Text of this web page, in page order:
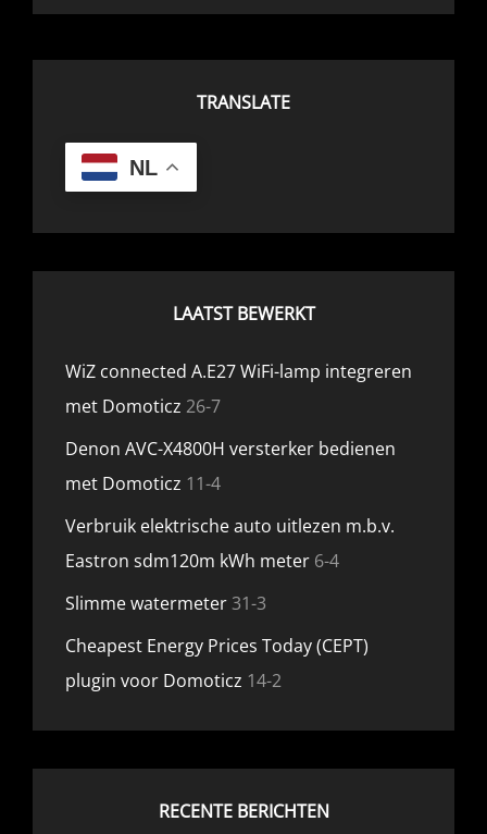
TRANSLATE
NL
LAATST BEWERKT
WiZ connected A.E27 WiFi-lamp integreren
met Domoticz 26-7
Denon AVC-X4800H versterker bedienen
met Domoticz 11-4
Verbruik elektrische auto uitlezen m.b.v.
Eastron sdm120m kWh meter 6-4
Slimme watermeter31-3
Cheapest Energy Prices Today (CEPT)
plugin voor Domoticz 14-2
RECENTE BERICHTEN